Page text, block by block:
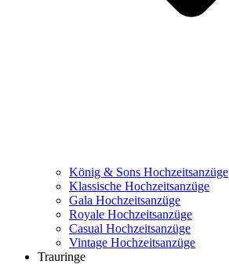
König & Sons Hochzeitsanzüge
Klassische Hochzeitsanzüge
Gala Hochzeitsanzüge
Royale Hochzeitsanzüge
Casual Hochzeitsanzüge
Vintage Hochzeitsanzüge
Trauringe